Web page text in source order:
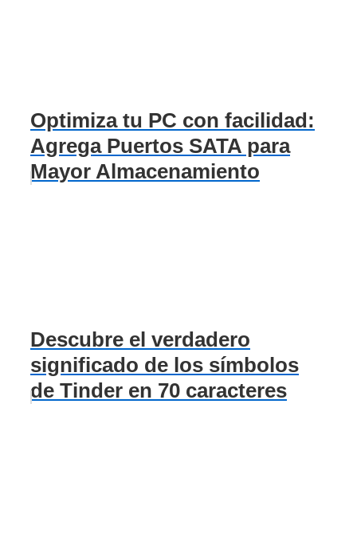
Optimiza tu PC con facilidad:
Agrega Puertos SATA para
Mayor Almacenamiento
Descubre el verdadero
significado de los símbolos
de Tinder en 70 caracteres